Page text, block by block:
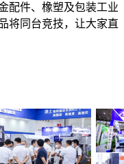
配件、橡塑及包装工业
将同台竞技，让大家直